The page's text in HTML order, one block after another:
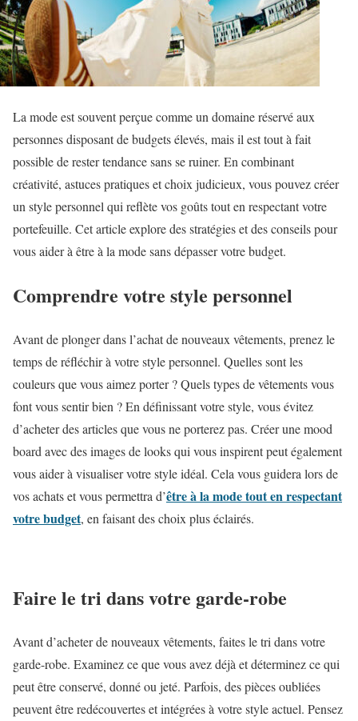
La mode est souvent perçue comme un domaine réservé aux
personnes disposant de budgets élevés, mais il est tout à fait
possible de rester tendance sans se ruiner. En combinant
créativité, astuces pratiques et choix judicieux, vous pouvez créer
un style personnel qui reflète vos goûts tout en respectant votre
portefeuille. Cet article explore des stratégies et des conseils pour
vous aider à être à la mode sans dépasser votre budget.
Comprendre votre style personnel
Avant de plonger dans l’achat de nouveaux vêtements, prenez le
temps de réfléchir à votre style personnel. Quelles sont les
couleurs que vous aimez porter ? Quels types de vêtements vous
font vous sentir bien ? En définissant votre style, vous évitez
d’acheter des articles que vous ne porterez pas. Créer une mood
board avec des images de looks qui vous inspirent peut également
vous aider à visualiser votre style idéal. Cela vous guidera lors de
vos achats et vous permettra d’être à la mode tout en respectant
votre budget, en faisant des choix plus éclairés.
Faire le tri dans votre garde-robe
Avant d’acheter de nouveaux vêtements, faites le tri dans votre
garde-robe. Examinez ce que vous avez déjà et déterminez ce qui
peut être conservé, donné ou jeté. Parfois, des pièces oubliées
peuvent être redécouvertes et intégrées à votre style actuel. Pensez